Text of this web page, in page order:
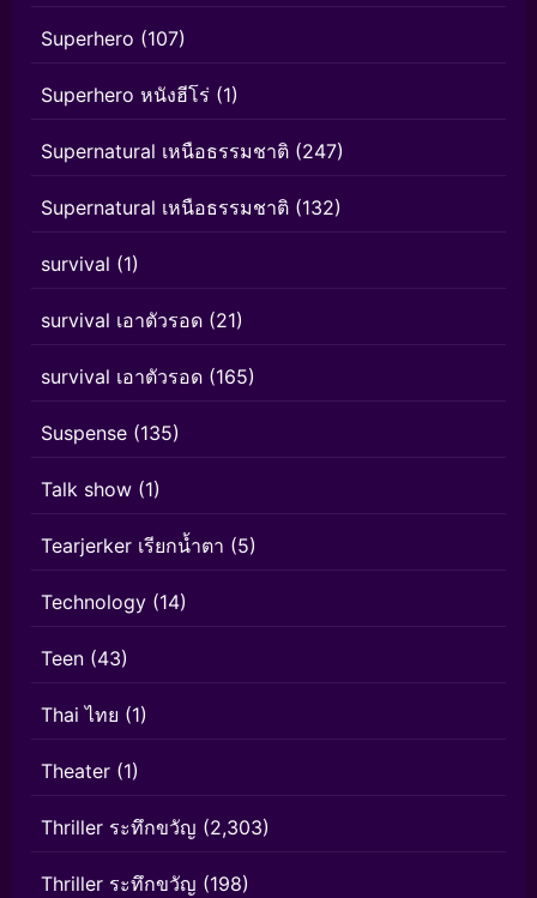
Superhero (107)
Superhero หนังฮีโร่ (1)
Supernatural เหนือธรรมชาติ (247)
Supernatural เหนือธรรมชาติ (132)
survival (1)
survival เอาตัวรอด (21)
survival เอาตัวรอด (165)
Suspense (135)
Talk show (1)
Tearjerker เรียกน้ำตา (5)
Technology (14)
Teen (43)
Thai ไทย (1)
Theater (1)
Thriller ระทึกขวัญ (2,303)
Thriller ระทึกขวัญ (198)